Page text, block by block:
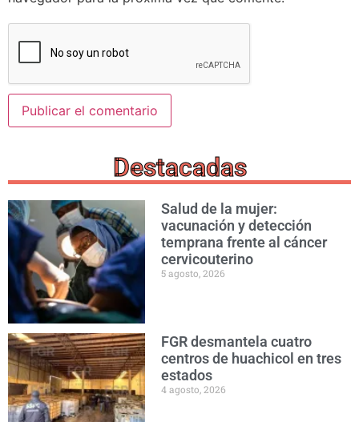
Destacadas
Salud de la mujer:
vacunación y detección
temprana frente al cáncer
cervicouterino
5 agosto, 2026
FGR desmantela cuatro
centros de huachicol en tres
estados
4 agosto, 2026